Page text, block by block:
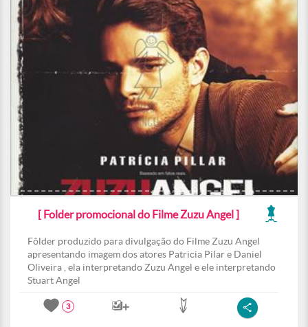
[ Folder promocional do Filme Zuzu Angel ]
Fôlder produzido para divulgação do Filme Zuzu Angel
apresentando imagem dos atores Patricia Pilar e Daniel
Oliveira , ela interpretando Zuzu Angel e ele interpretando
Stuart Angel
3